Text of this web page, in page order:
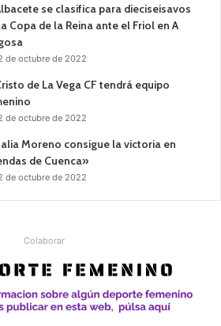
se clasifica para dieciseisavos
Copa de la Reina ante el Friol en A
de octubre de 2022
de La Vega CF tendrá equipo
de octubre de 2022
Moreno consigue la victoria en
de Cuenca»
de octubre de 2022
Colaborar